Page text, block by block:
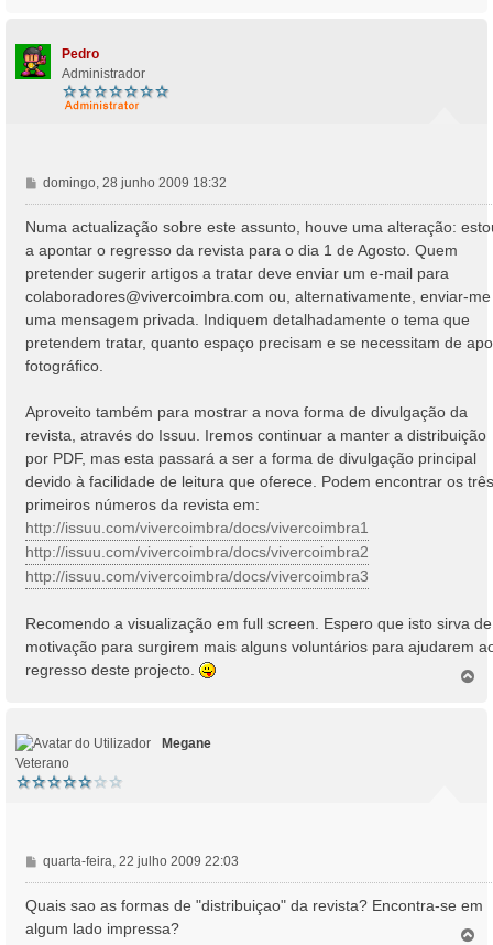
Pedro
Administrador
M
e
n
g
e
m
domingo, 28 junho 2009 18:32
Numa actualização sobre este assunto, houve uma alteração:
a apontar o regresso da revista para o dia 1 de Agosto. Quem
pretender sugerir artigos a tratar deve enviar um e-mail para
colaboradores@vivercoimbra.com ou, alternativamente, enviar-me
uma mensagem privada. Indiquem detalhadamente o tema que
pretendem tratar, quanto espaço precisam e se necessitam de
fotográfico.
Aproveito também para mostrar a nova forma de divulgação da
revista, através do Issuu. Iremos continuar a manter a distribuição
por PDF, mas esta passará a ser a forma de divulgação principal
devido à facilidade de leitura que oferece. Podem encontrar os três
primeiros números da revista em:
http://issuu.com/vivercoimbra/docs/vivercoimbra1
http://issuu.com/vivercoimbra/docs/vivercoimbra2
http://issuu.com/vivercoimbra/docs/vivercoimbra3
Recomendo a visualização em full screen. Espero que isto sirva de
motivação para surgirem mais alguns voluntários para ajudarem
regresso deste projecto.
Megane
Veterano
M
e
n
a
quarta-feira, 22 julho 2009 22:03
Quais sao as formas de "distribuiçao" da revista? Encontra-se em
algum lado impressa?